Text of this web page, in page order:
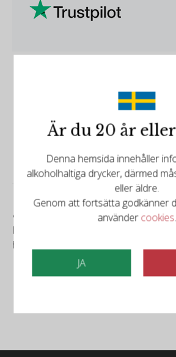
Produktbeskrivning
« Våra kunder efterfrågar trälådor
leverans av använda och
hela vinvärlden att sampackas med
Följ oss på
Är du 20 år
Denna hemsida innehåller
alkoholhaltiga drycker, därmed
eller äldre.
Genom att fortsätta godkänner
användercookies.
JA